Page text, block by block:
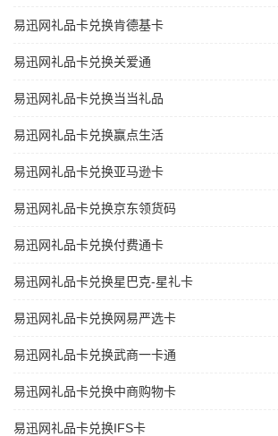
易迅网礼品卡兑换肯德基卡
易迅网礼品卡兑换关爱通
易迅网礼品卡兑换当当礼品
易迅网礼品卡兑换赢点生活
易迅网礼品卡兑换亚马逊卡
易迅网礼品卡兑换京东领货码
易迅网礼品卡兑换付费通卡
易迅网礼品卡兑换星巴克-星礼卡
易迅网礼品卡兑换网易严选卡
易迅网礼品卡兑换武商一卡通
易迅网礼品卡兑换中商购物卡
易迅网礼品卡兑换IFS卡